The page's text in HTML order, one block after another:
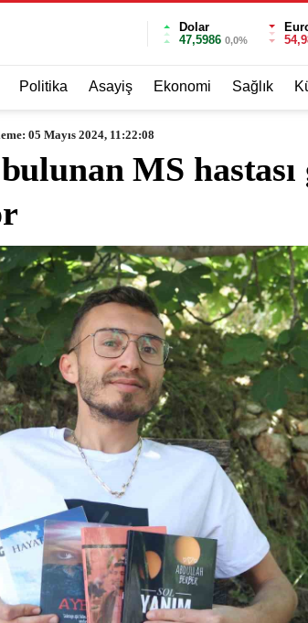
Dolar
47,5986 0,0%
Politika Asayiş Ekonomi Sağlık
05 Mayıs 2024, 11:22:08
MS